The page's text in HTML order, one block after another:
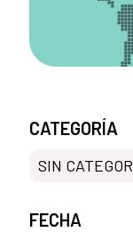
CATEGORÍA
SIN
FECHA